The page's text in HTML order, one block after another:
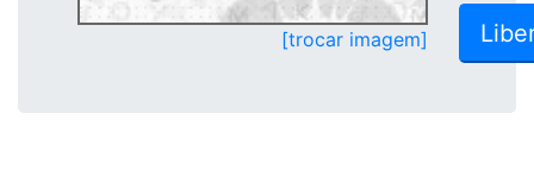
[trocar imagem]